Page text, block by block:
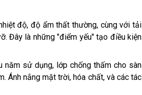
độ, độ ẩm thất thường, cùng với tải
Đây là những "điểm yếu" tạo điều kiện
năm sử dụng, lớp chống thấm cho sàn
Ánh nắng mặt trời, hóa chất, và các tác